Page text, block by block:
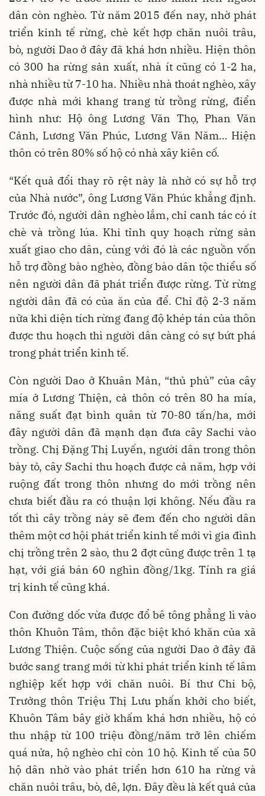
dân còn nghèo. Từ năm 2015 đến nay, nhờ phát
triển kinh tế rừng, chè kết hợp chăn nuôi trâu,
bò, người Dao ở đây đã khá hơn nhiều. Hiện thôn
có 300 ha rừng sản xuất, nhà ít cũng có 1-2 ha,
nhà nhiều từ 7-10 ha. Nhiều nhà thoát nghèo, xây
được nhà mới khang trang từ trồng rừng, điển
hình như: Hộ ông Lương Văn Thọ, Phan Văn
Cảnh, Lương Văn Phúc, Lương Văn Năm… Hiện
thôn có trên 80% số hộ có nhà xây kiên cố.
“Kết quả đổi thay rõ rệt này là nhờ có sự hỗ trợ
của Nhà nước”, ông Lương Văn Phúc khẳng định.
Trước đó, người dân nghèo lắm, chỉ canh tác có ít
chè và trồng lúa. Khi tỉnh quy hoạch rừng sản
xuất giao cho dân, cùng với đó là các nguồn vốn
hỗ trợ đồng bào nghèo, đồng bào dân tộc thiểu số
nên người dân đã phát triển được rừng. Từ rừng
người dân đã có của ăn của để. Chỉ độ 2-3 năm
nữa khi diện tích rừng đang độ khép tán của thôn
được thu hoạch thì người dân càng có sự bứt phá
trong phát triển kinh tế.
Còn người Dao ở Khuân Mản, “thủ phủ” của cây
mía ở Lương Thiện, cả thôn có trên 80 ha mía,
năng suất đạt bình quân từ 70-80 tấn/ha, mới
đây người dân đã mạnh dạn đưa cây Sachi vào
trồng. Chị Đặng Thị Luyến, người dân trong thôn
bày tỏ, cây Sachi thu hoạch được cả năm, hợp với
ruộng đất trong thôn nhưng do mới trồng nên
chưa biết đầu ra có thuận lợi không. Nếu đầu ra
tốt thì cây trồng này sẽ đem đến cho người dân
thêm một cơ hội phát triển kinh tế mới vì gia đình
chị trồng trên 2 sào, thu 2 đợt cũng được trên 1 tạ
hạt, với giá bán 60 nghìn đồng/1kg. Tính ra giá
trị kinh tế cũng khá.
Con đường dốc vừa được đổ bê tông phẳng lì vào
thôn Khuôn Tâm, thôn đặc biệt khó khăn của xã
Lương Thiện. Cuộc sống của người Dao ở đây đã
bước sang trang mới từ khi phát triển kinh tế lâm
nghiệp kết hợp với chăn nuôi. Bí thư Chi bộ,
Trưởng thôn Triệu Thị Lưu phấn khởi cho biết,
Khuôn Tâm bây giờ khấm khá hơn nhiều, hộ có
thu nhập từ 100 triệu đồng/năm trở lên chiếm
quá nửa, hộ nghèo chỉ còn 10 hộ. Kinh tế của 50
hộ dân nhờ vào phát triển hơn 610 ha rừng và
chăn nuôi trâu, bò, dê, lợn. Đây đều là kết quả của